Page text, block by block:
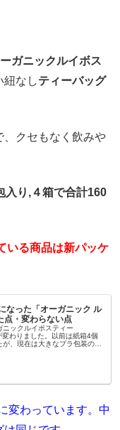
ガニックルイボス
紐なしティーバッグ
、クセもなく飲みや
入り,４箱で合計160
いる商品は新パッケ
なった「オーガニック ル
点・変わらない点
ニックルイボスティー
変わりました。以前は紙箱4個
、現在は大きなプラ包装のパ
変わっています。中